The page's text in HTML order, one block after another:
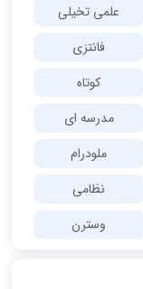
علمی تخیلی
فانتزی
کوتاه
مدرسه ای
ملودرام
نظامی
وسترن